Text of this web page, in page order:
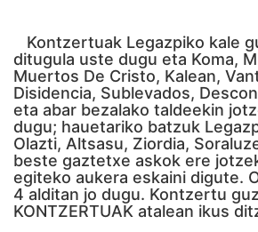
Kontzertuak Legazpiko kale
ditugula uste dugu eta Koma,
Muertos De Cristo, Kalean,
Disidencia, Sublevados,
eta abar bezalako taldeekin
dugu; hauetariko batzuk
Olazti, Altsasu, Ziordia,
beste gaztetxe askok ere
egiteko aukera eskaini digute.
4 alditan jo dugu. Kontzertu
KONTZERTUAK atalean ikus